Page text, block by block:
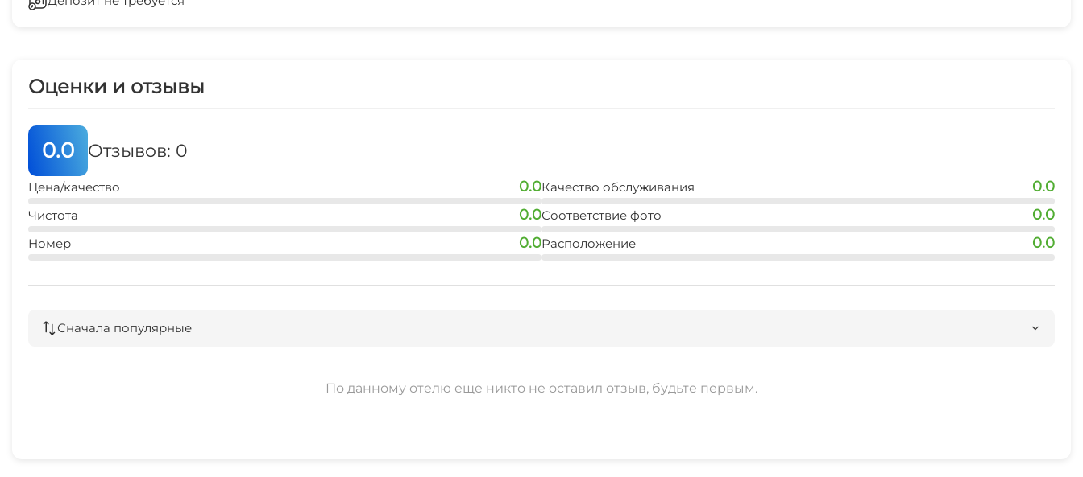
3 мин
Оценки и отзывы
0.0 Отзывов: 0
Цена/качество 0.0
Чистота 0.0
Номер 0.0
Качество обслуживания 0.0
Соответствие фото 0.0
Расположение 0.0
Сначала популярные
По данному отелю еще никто не оставил отзыв, будьте первым.